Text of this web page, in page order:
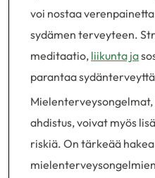
voi nostaa
sydämen terveyteen.
meditaatio, liikunta ja
parantaa
Mielenterveysongelmat,
ahdistus, voivat myös
riskiä. On tärkeää